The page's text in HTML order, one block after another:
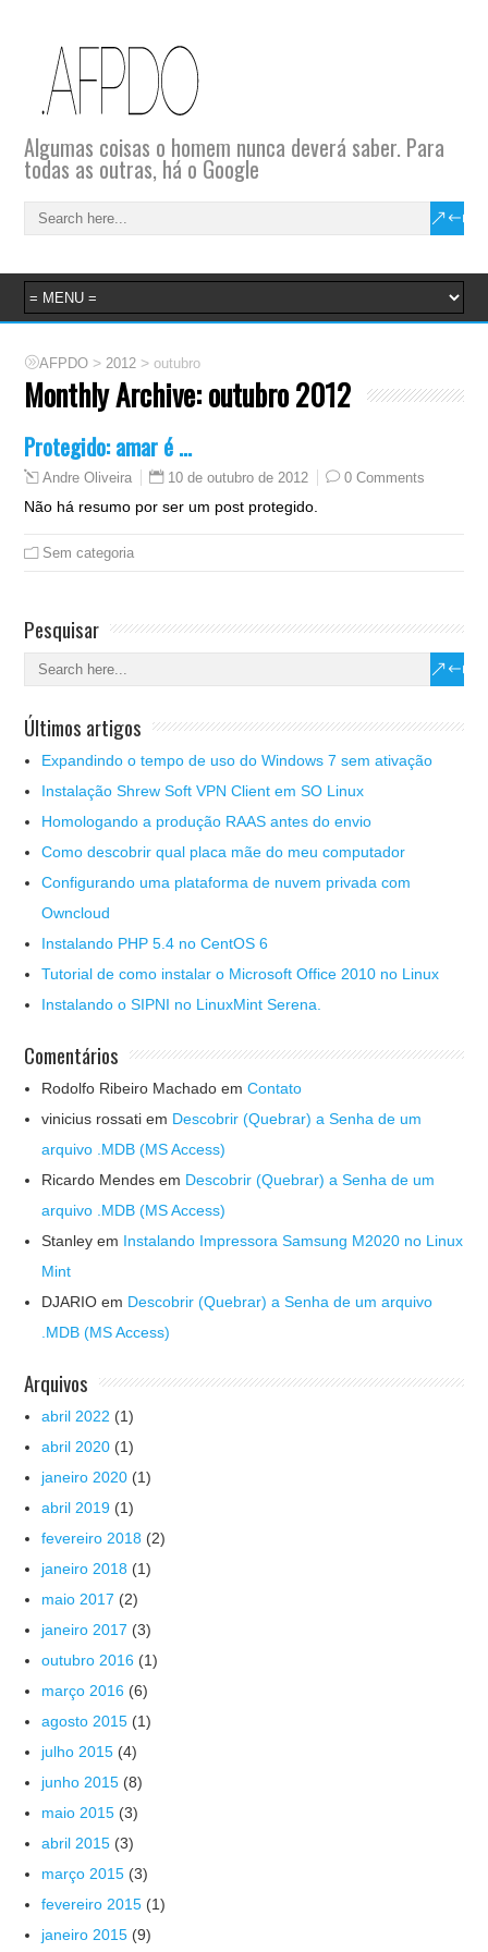
Algumas coisas o homem nunca deverá saber. Para
todas as outras, há o Google
AFPDO > 2012 >outubro
Monthly Archive:outubro 2012
Protegido: amar é …
Andre Oliveira 10 de outubro de 2012 0 Comments
Não há resumo por ser um post protegido.
Sem categoria
Pesquisar
Últimos artigos
Expandindo o tempo de uso do Windows 7 sem ativação
Instalação Shrew Soft VPN Client em SO Linux
Homologando a produção RAAS antes do envio
Como descobrir qual placa mãe do meu computador
Configurando uma plataforma de nuvem privada com
Owncloud
Instalando PHP 5.4 no CentOS 6
Tutorial de como instalar o Microsoft Office 2010 no Linux
Instalando o SIPNI no LinuxMint Serena.
Comentários
Rodolfo Ribeiro Machado emContato
vinicius rossati em Descobrir (Quebrar) a Senha de um
arquivo .MDB (MS Access)
Ricardo Mendes em Descobrir (Quebrar) a Senha de um
arquivo .MDB (MS Access)
Stanley em Instalando Impressora Samsung M2020 no Linux
Mint
DJARIO em Descobrir (Quebrar) a Senha de um arquivo
.MDB (MS Access)
Arquivos
abril 2022 (1)
abril 2020 (1)
janeiro 2020 (1)
abril 2019 (1)
fevereiro 2018 (2)
janeiro 2018 (1)
maio 2017 (2)
janeiro 2017 (3)
outubro 2016 (1)
março 2016 (6)
agosto 2015 (1)
julho 2015 (4)
junho 2015 (8)
maio 2015 (3)
abril 2015 (3)
março 2015 (3)
fevereiro 2015 (1)
janeiro 2015 (9)